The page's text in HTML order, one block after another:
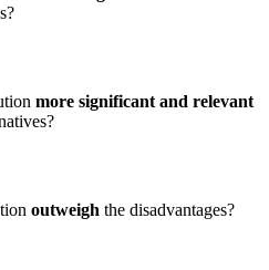
more significant and relevant
outweigh the disadvantages?